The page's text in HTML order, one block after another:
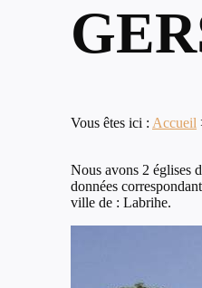
Vous êtes ici : Accueil
Nous avons 2 églises
données
ville de : Labrihe.